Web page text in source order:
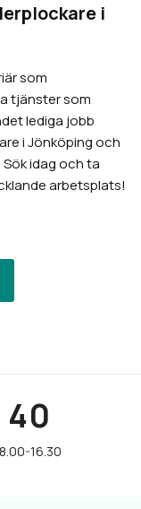
i
som
tjänster som
lediga jobb
i Jönköping och
idag och ta
arbetsplats!